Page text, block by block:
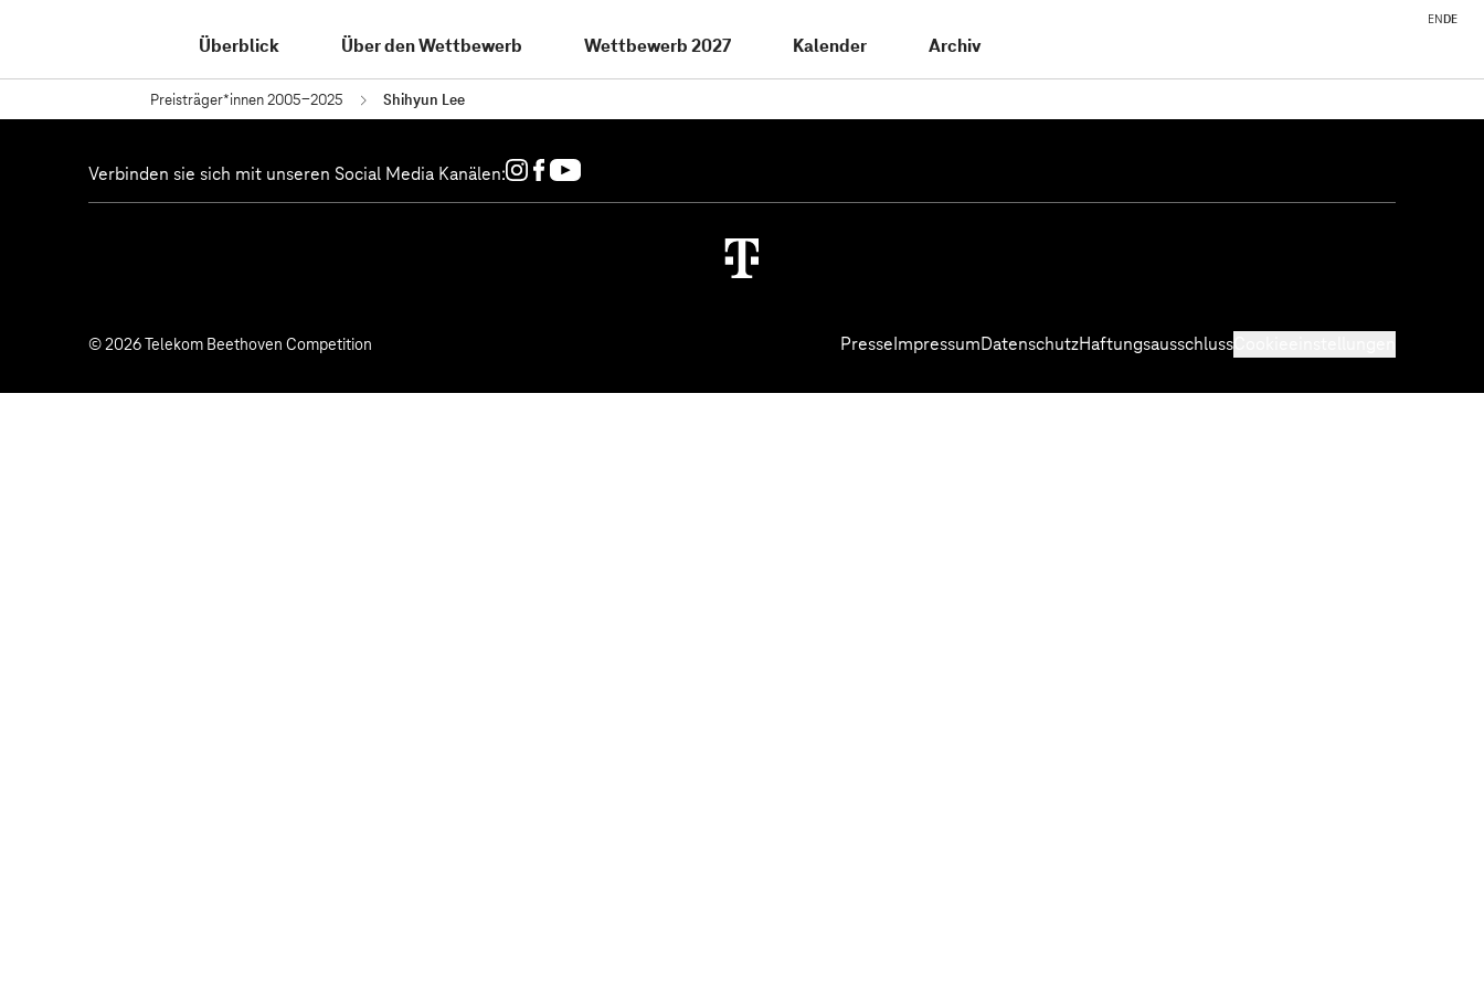
ENDE
Überblick Über den Wettbewerb Wettbewerb 2027 Kalender Archiv
Preisträger*innen 2005-2025 Shihyun Lee
Verbinden sie sich mit unseren Social Media Kanälen:
© 2026 Telekom Beethoven Competition PresseImpressumDatenschutzHaftungsausschluss